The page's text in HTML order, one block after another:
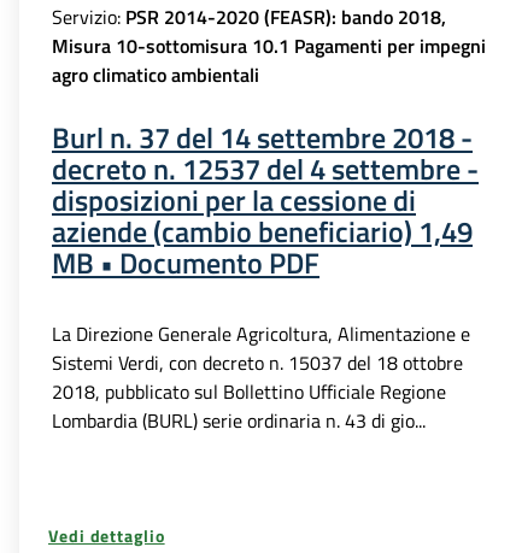
Servizio: PSR 2014-2020 (FEASR): bando 2018,
Misura 10-sottomisura 10.1 Pagamenti per impegni
agro climatico ambientali
Burl n. 37 del 14 settembre 2018 -
decreto n. 12537 del 4 settembre -
disposizioni per la cessione di
aziende (cambio beneficiario) 1,49
MB • Documento PDF
La Direzione Generale Agricoltura, Alimentazione e
Sistemi Verdi, con decreto n. 15037 del 18 ottobre
2018, pubblicato sul Bollettino Ufficiale Regione
Lombardia (BURL) serie ordinaria n. 43 di gio...
Vedi dettaglio